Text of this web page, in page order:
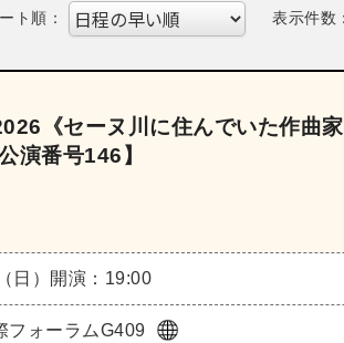
ト順： 表示件数：
《セーヌ川に住んでいた作曲
演番号146】
日） 開演：19:00
フォーラムG409